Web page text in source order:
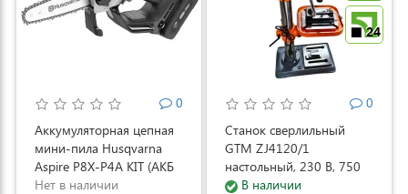
0
Аккумуляторная цепная
мини-пила Husqvarna
Aspire P8X-P4A KIT (АКБ
и ЗУ) (9708275-02)
Нет в наличии
24
0
Станок сверлильный
GTM ZJ4120/1
настольный, 230 В, 750
Вт (ZJ4120/1)
В наличии